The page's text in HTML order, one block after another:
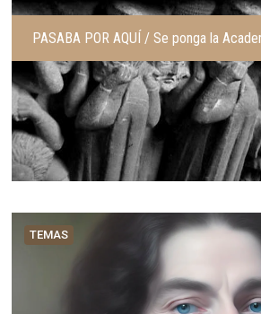
PASABA POR AQUÍ / Se ponga la
TEMAS